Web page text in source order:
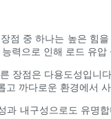
점 중 하나는 높은 힘
력으로 인해 로드 유
장점은 다용도성입니
고 까다로운 환경에서
과 내구성으로도 유명